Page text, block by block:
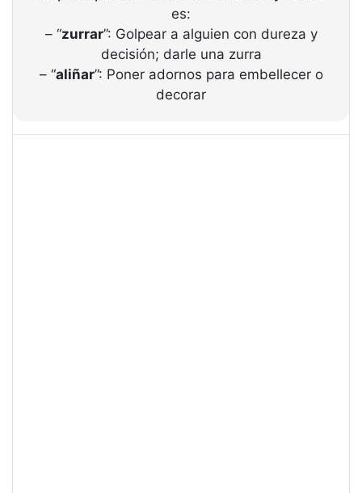
es:
– “zurrar”: Golpear a alguien con dureza y
decisión; darle una zurra
– “aliñar”: Poner adornos para embellecer o
decorar